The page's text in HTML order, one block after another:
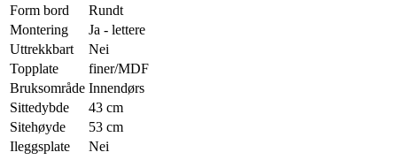
Form bord
Rundt
Montering
Ja - lettere
Uttrekkbart
Nei
Topplate
finer/MDF
Bruksområde Innendørs
Sittedybde
43 cm
Sitehøyde
53 cm
Ileggsplate
Nei